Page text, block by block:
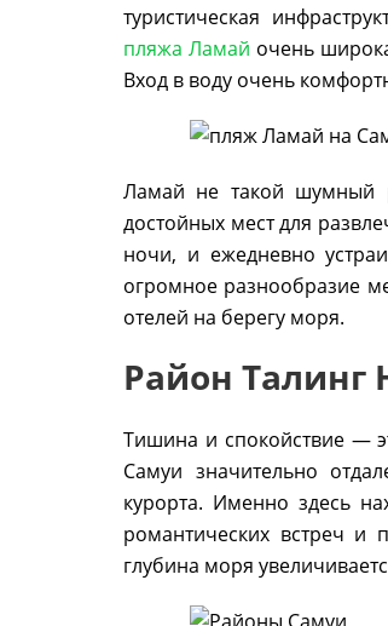
туристическая
пляжа Ламай очень
Вход в воду очень
Ламай не такой шумный
достойных мест для
ночи, и ежедневно
огромное разнообразие
отелей на берегу моря.
Район Талинг
Тишина и спокойствие —
Самуи значительно
курорта. Именно здесь
романтических встреч
глубина моря